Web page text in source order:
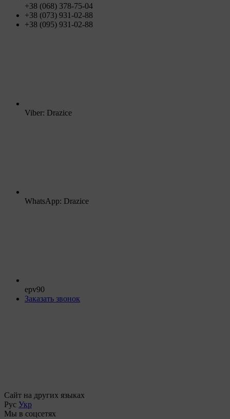
+38 (068) 378-75-04
+38 (073) 931-02-88
+38 (095) 931-02-88
Viber: Drazice
WhatsApp: Drazice
epv90
Заказать звонок
Сайт на других языках
Рус Укр
Мы в соцсетях